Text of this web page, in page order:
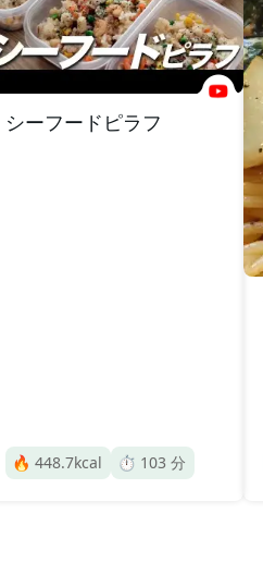
シーフードピラフ
🔥 448.7kcal ⏱️ 103 分